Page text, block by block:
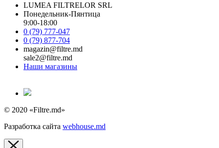
LUMEA FILTRELOR SRL
Понедельник-Пянтица
9:00-18:00
0 (79) 777-047
0 (79) 877-704
magazin@filtre.md
sale2@filtre.md
Наши магазины
© 2020 «Filtre.md»
Разработка сайта webhouse.md